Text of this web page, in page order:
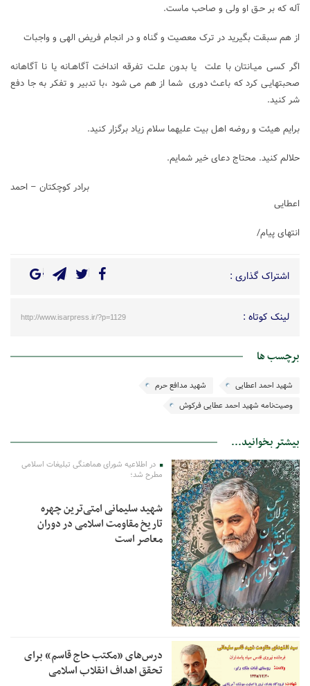
آله که بر حـق او ولی و صاحب ماست.
از هم سبقت بگیرید در ترک معصیت و گناه و در انجام فریض الهی و واجبات
اگر کسی میـانتان با علت یا بدون علـت تفرقه انداخت آگاهـانه یا نا آگاهانه
صحبتهایـی کرد که باعـث دوری شما از هم می شود ،با تدبیر و تفکر به جا دفع
شر کنید.
برایم هیئت و روضه اهل بیت علیهما سلام زیاد برگزار کنید.
حلالم کنید. محتاج دعای خیر شمایم.
برادر کوچکتان – احمد
اعطایی
انتهای پیام/
اشتراک گذاری :
لینک کوتاه : http://www.isarpress.ir/?p=1129
برچسب ها
شهید احمد اعطایی
شهید مدافع حرم
وصیت‌نامه شهید احمد عطایی فرکوش
بیشتر بخوانید...
در اطلاعیه شورای هماهنگی تبلیغات اسلامی
مطرح شد؛
شهید سلیمانی امتی‌ترین چهره
تاریخ مقاومت اسلامی در دوران
معاصر است
درس‌های «مکتب حاج قاسم» برای
تحقق اهداف انقلاب اسلامی